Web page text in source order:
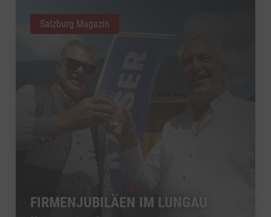
FIRMENJUBILÄEN IM LUNGAU
Salzburg Magazin